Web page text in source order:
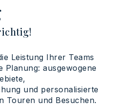
Leistung Ihrer Teams
Planung: ausgewogene
,
und personalisierte
Touren und Besuchen.